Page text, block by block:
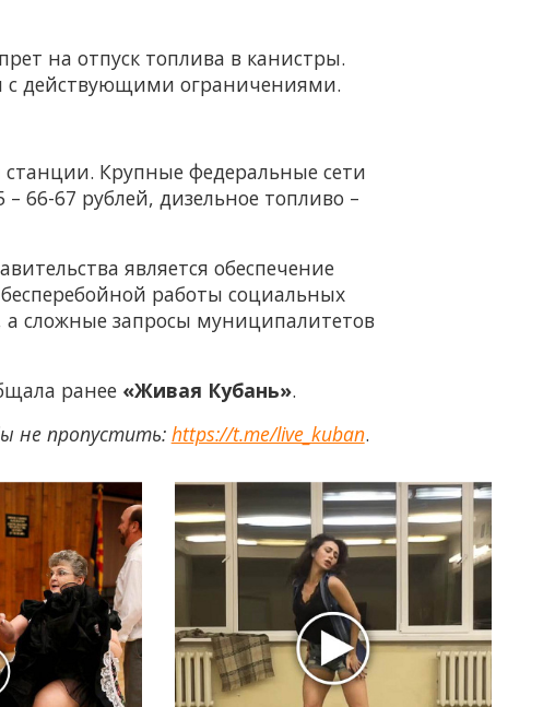
на отпуск топлива в канистры.
с действующими ограничениями.
станции. Крупные федеральные сети
66-67 рублей, дизельное топливо –
является обеспечение
работы социальных
сложные запросы муниципалитетов
ранее «Живая Кубань».
не пропустить: https://t.me/live_kuban.